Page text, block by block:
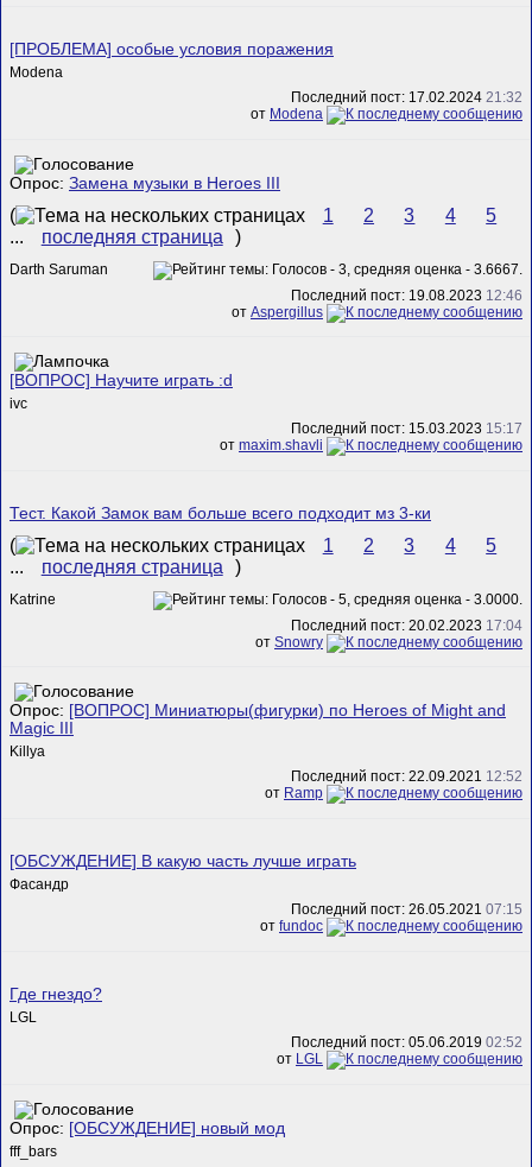
[ПРОБЛЕМА] особые условия поражения
Modena
Последний пост: 17.02.2024 21:32
от Modena
Опрос: Замена музыки в Heroes III
( 1 2 3 4
5
...
последняя страница )
Darth Saruman
Последний пост: 19.08.2023 12:46
от Aspergillus
[ВОПРОС] Научите играть :d
ivc
Последний пост: 15.03.2023 15:17
от maxim.shavli
Тест. Какой Замок вам больше всего подходит мз 3-ки
( 1 2 3 4
5
...
последняя страница )
Katrine
Последний пост: 20.02.2023 17:04
от Snowry
Опрос: [ВОПРОС] Миниатюры(фигурки) по Heroes of Might and
Magic III
Killya
Последний пост: 22.09.2021 12:52
от Ramp
[ОБСУЖДЕНИЕ] В какую часть лучше играть
Фасандр
Последний пост: 26.05.2021 07:15
от fundoc
Где гнездо?
LGL
Последний пост: 05.06.2019 02:52
от LGL
Опрос: [ОБСУЖДЕНИЕ] новый мод
fff_bars